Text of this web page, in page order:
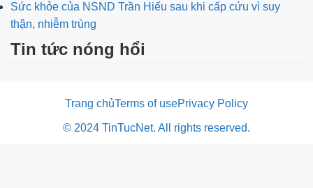
Sức khỏe của NSND Trần Hiếu sau khi cấp cứu vì suy
thận, nhiễm trùng
Tin tức nóng hổi
Trang chủTerms of usePrivacy Policy
© 2024 TinTucNet. All rights reserved.